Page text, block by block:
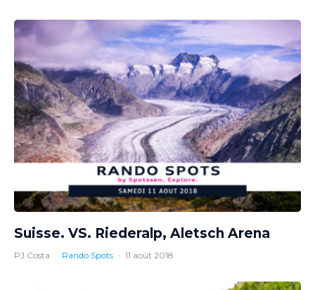
Suisse. VS. Riederalp, Aletsch Arena
PJ Costa · Rando Spots · 11 août 2018